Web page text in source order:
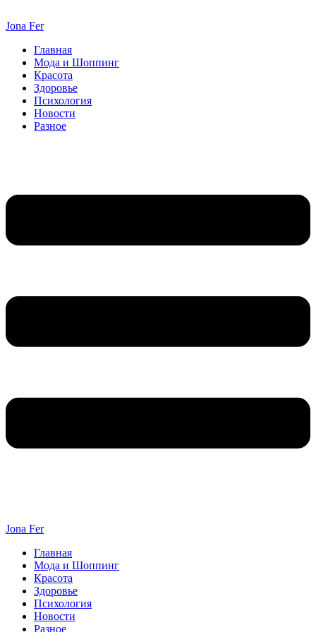
к
Jona Fer
Главная
Мода и Шоппинг
Красота
Здоровье
Психология
Новости
Разное
Jona Fer
Главная
Мода и Шоппинг
Красота
Здоровье
Психология
Новости
Разное